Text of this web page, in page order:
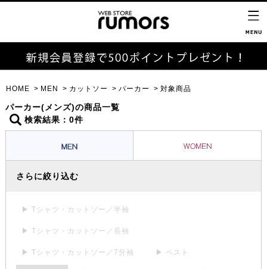
HOME MEN カットソー パーカー 対象商品
パーカー(メンズ)の商品一覧
検索結果：0件
さらに絞り込む
▶ Tシャツ・カットソー／半袖
▶ Tシャツ・カットソー／長袖
▶ Tシャツ・カットソー／7分袖 ▶ ベスト